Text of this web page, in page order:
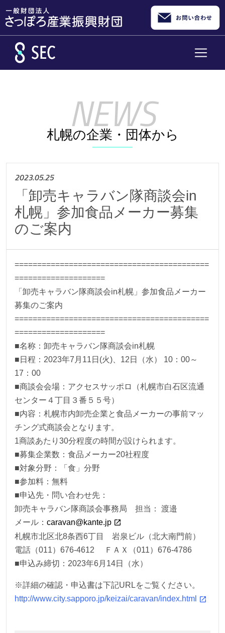
札幌の企業・団体から
2023.05.25
「卸売キャラバン隊商談会in
札幌」参加食品メーカー募集
のご案内
===========================================
====================
「卸売キャラバン隊商談会in札幌」参加食品メーカー
募集のご案内
===========================================
====================
■名称：卸売キャラバン隊商談会in札幌
■日程：2023年7月11日(火)、12日（水） 10：00～
17：00
■商談会会場：アクセスサッポロ（札幌市白石区流通
センター４丁目３番５５号）
■内容：札幌市内卸売企業と食品メーカーの事前マッ
チング式商談会となります。
1商談あたり30分程度の時間が設けられます。
■募集企業数：食品メーカー20社程度
■対象分野：「食」分野
■参加料：無料
■申込先・問い合わせ先：
卸売キャラバン隊商談会事務局 担当： 渡邉
メール： caravan@kante.jp
札幌市北区北8条西6丁目 岩泉ビル（北大南門前）
電話（011）676-4612 ＦＡＸ（011）676-4786
■申込み締切：2023年6月14日（水）
※詳細の確認・申込書は下記URLをご覧ください。
http://www.city.sapporo.jp/keizai/caravan/index.html